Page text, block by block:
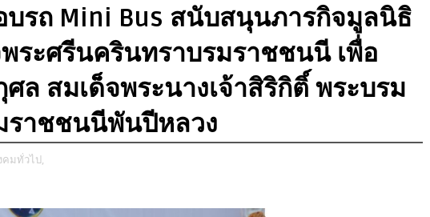
บรถ Mini Bus สนับสนุนภารกิจมูลนิธิ
ระศรีนครินทราบรมราชชนนี เพื่อ
ล สมเด็จพระนางเจ้าสิริกิติ์ พระบรม
ราชชนนีพันปีหลวง
คมทั่วไป,